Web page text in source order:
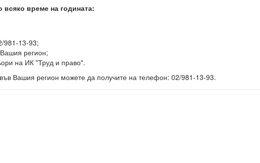
време на годината:
981-13-93;
регион;
на ИК "Труд и право".
Вашия регион можете да получите на телефон: 02/981-13-93.